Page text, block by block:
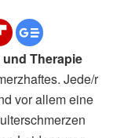
Therapie
Jede/r
vor allem eine